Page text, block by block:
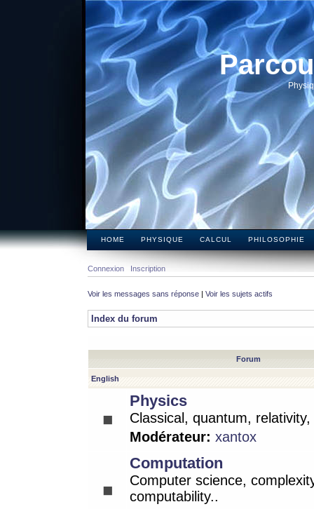
HOME PHYSIQUE CALCUL PHILOSOPHIE
Connexion Inscription
Voir les messages sans réponse | Voir les sujets actifs
Index du forum
Forum
English
Physics
Classical, quantum,
Modérateur: xantox
Computation
Computer science,
computability..